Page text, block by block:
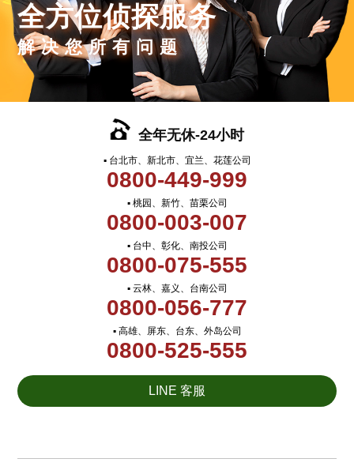
全方位侦探服务
解决您所有问题
全年无休-24小时
▪ 台北市、新北市、宜兰、花莲公司
0800-449-999
▪ 桃园、新竹、苗栗公司
0800-003-007
▪ 台中、彰化、南投公司
0800-075-555
▪ 云林、嘉义、台南公司
0800-056-777
▪ 高雄、屏东、台东、外岛公司
0800-525-555
LINE 客服